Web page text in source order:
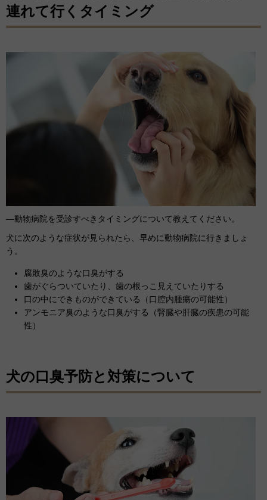
連れて行くタイミング
―動物病院を受診すべきタイミングについて教えてください。
犬に次のような症状が見られたら、早めに動物病院に行きましょ
う。
腐敗臭のような口臭がする
歯がぐらついていたり、歯の根っこ見えていたりする
口の中にできものができている（口腔内腫瘍の可能性）
アンモニア臭のような口臭がする（腎臓や肝臓の疾患の可能
性）
犬の口臭予防と対策について